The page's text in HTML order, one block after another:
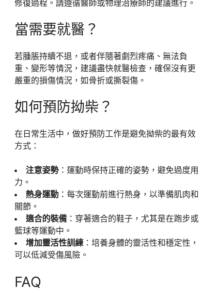
修復過程。請遵循醫師或物理治療師的建議進行。
當需要就醫？
若腫脹持續不退，或者伴隨著劇烈疼痛、無法負
重、變形等情況，建議盡快就醫檢查，確保沒有更
嚴重的損傷情況，如骨折或撕裂傷。
如何預防拗柴？
在日常生活中，做好預防工作是避免拗柴的最有效
方式：
注意姿勢：運動時保持正確的姿勢，避免過度用
力。
熱身運動 ：每次運動前進行熱身，以準備肌肉和
關節。
適合的裝備 ：穿著適合的鞋子，尤其是在跑步或
籃球等運動中。
增加靈活性訓練 ：培養身體的靈活性和穩定性，
可以低減受傷風險。
FAQ